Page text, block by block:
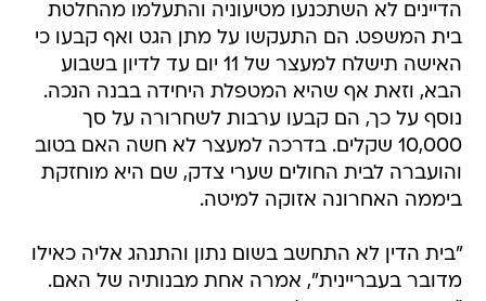
הדיינים לא השתכנעו מטיעוניה והתעלמו מהחלטת
בית המשפט. הם התעקשו על מתן הגט ואף קבעו כי
האישה תישלח למעצר של 11 יום עד לדיון בשבוע
הבא, וזאת אף שהיא המטפלת היחידה בבנה הנכה.
נוסף על כך, הם קבעו ערבות לשחרורה על סך
10,000 שקלים. בדרכה למעצר לא חשה האם בטוב
והועברה לבית החולים שערי צדק, שם היא מוחזקת
ביממה האחרונה אזוקה למיטה.
"בית הדין לא התחשב בשום נתון והתנהג אליה כאילו
מדובר בעבריינית", אמרה אחת מבנותיה של האם.